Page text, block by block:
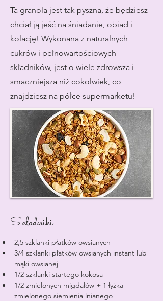
Ta granola jest tak pyszna, że będziesz
chciał ją jeść na śniadanie, obiad i
kolację! Wykonana z naturalnych
cukrów i pełnowartościowych
składników, jest o wiele zdrowsza i
smaczniejsza niż cokolwiek, co
znajdziesz na półce supermarketu!
Składniki
2,5 szklanki płatków owsianych
3/4 szklanki płatków owsianych instant lub
mąki owsianej
1/2 szklanki startego kokosa
1/2 zmielonych migdałów + 1 łyżka
zmielonego siemienia lnianego